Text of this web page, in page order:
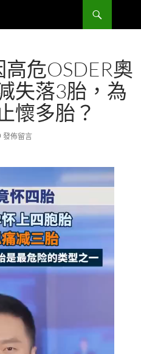
危OSDER奧
失落3胎，為
懷多胎？
發佈留言